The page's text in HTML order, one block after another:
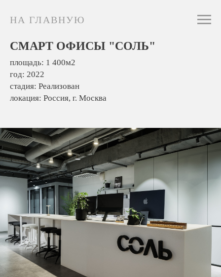
НА ГЛАВНУЮ
СМАРТ ОФИСЫ "СОЛЬ"
площадь: 1 400м2
год: 2022
стадия: Реализован
локация: Россия, г. Москва